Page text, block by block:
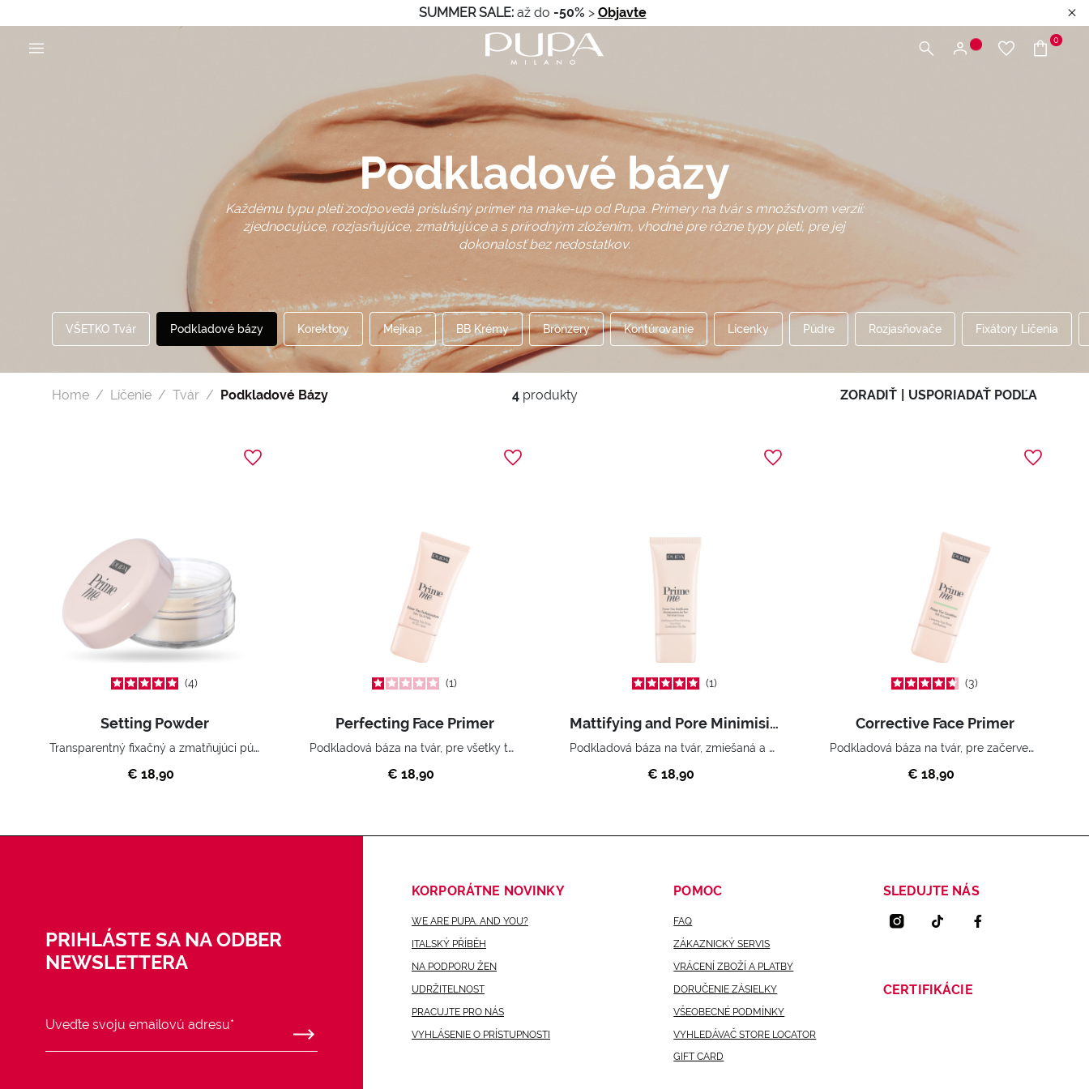
SUMMER SALE:až do -50% > Objavte
0
Podkladové bázy
Každému typu pleti zodpovedá príslušný primer na make-up od Pupa. Primery na tvár s množstvom verzií:
zjednocujúce, rozjasňujúce, zmatňujúce a s prírodným zložením, vhodné pre rôzne typy pleti, pre jej
dokonalosť bez nedostatkov.
VŠETKO Tvár Podkladové bázy Korektory Mejkap BB Krémy Bronzery Kontúrovanie Lícenky Púdre Rozjasňovače Fixátory Líčenia
Home Líčenie Tvár Podkladové Bázy 4produkty ZORADIŤ USPORIADAŤ PODĽA
4
Setting Powder
Transparentný fixačný a zmatňujúci púder.
€ 18,90
1
Perfecting Face Primer
Podkladová báza na tvár, pre všetky typy pleti.
€ 18,90
1
Mattifying and Pore Minimising Face Primer
Podkladová báza na tvár, zmiešaná a mastná pleť.
€ 18,90
3
Corrective Face Primer
Podkladová báza na tvár, pre začervenanú pleť.
€ 18,90
PRIHLÁSTE SA NA ODBER
NEWSLETTERA
KORPORÁTNE NOVINKY
WE ARE PUPA. AND YOU?
ITALSKÝ PŘÍBĚH
NA PODPORU ŽEN
UDRŽITELNOST
PRACUJTE PRO NÁS
VYHLÁSENIE O PRÍSTUPNOSTI
POMOC
FAQ
ZÁKAZNICKÝ SERVIS
VRÁCENÍ ZBOŽÍ A PLATBY
DORUČENIE ZÁSIELKY
VŠEOBECNÉ PODMÍNKY
VYHLEDÁVAČ STORE LOCATOR
GIFT CARD
SLEDUJTE NÁS
CERTIFIKÁCIE